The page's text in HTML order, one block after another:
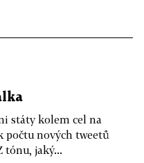
státy kolem cel na
počtu nových tweetů
tónu, jaký...